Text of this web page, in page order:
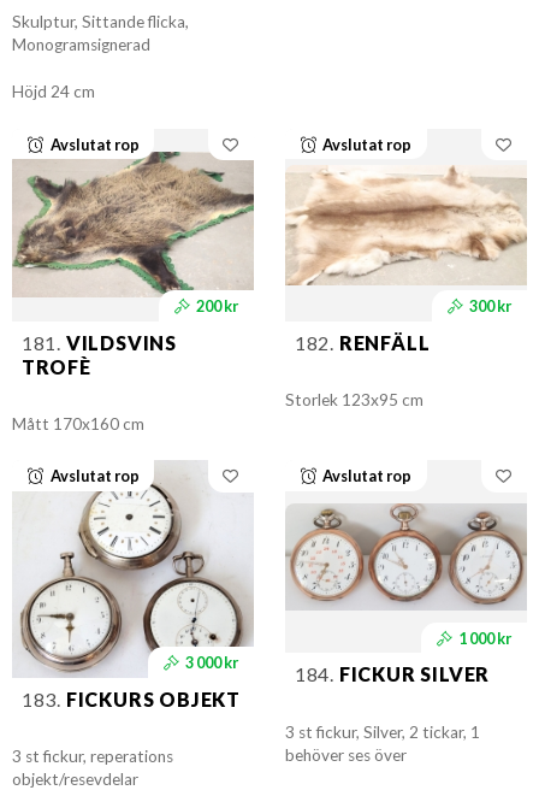
Skulptur, Sittande flicka,
Monogramsignerad
Höjd 24 cm
Avslutat rop
200 kr
181. VILDSVINS
TROFÈ
Mått 170x160 cm
Avslutat rop
300 kr
182. RENFÄLL
Storlek 123x95 cm
Avslutat rop
3 000 kr
183. FICKURS OBJEKT
3 st fickur, reperations
objekt/resevdelar
Avslutat rop
1 000 kr
184. FICKUR SILVER
3 st fickur, Silver, 2 tickar, 1
behöver ses över